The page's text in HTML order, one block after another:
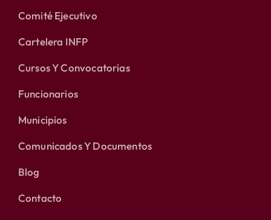
Comité Ejecutivo
Cartelera INFP
Cursos Y Convocatorias
Funcionarios
Municipios
Comunicados Y Documentos
Blog
Contacto